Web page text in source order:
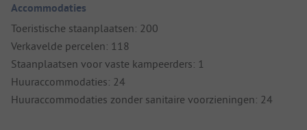
Accommodaties
Toeristische staanplaatsen: 200
Verkavelde percelen: 118
Staanplaatsen voor vaste kampeerders: 1
Huuraccommodaties: 24
Huuraccommodaties zonder sanitaire voorzieningen: 24